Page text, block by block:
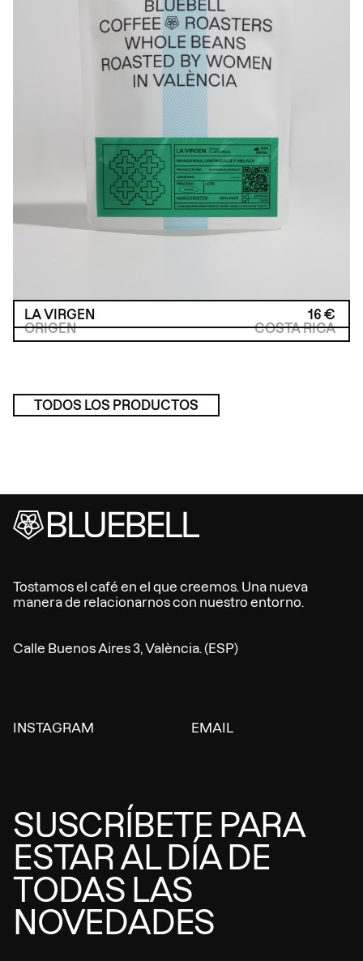
TODOS LOS PRODUCTOS
LA VIRGEN 16 €
ORIGEN
COSTA RICA
INSTAGRAM EMAIL
Tostamos el café en el que creemos. Una nueva
manera de relacionarnos con nuestro entorno.
Calle Buenos Aires 3, València. (ESP)
SUSCRÍBETE PARA
ESTAR AL DÍA DE
TODAS LAS
NOVEDADES